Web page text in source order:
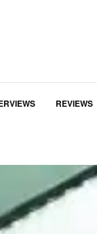
REVIEWS